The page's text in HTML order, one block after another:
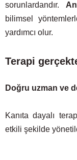
sorunlardandır.
bilimsel
yardımcı olur.
Terapi
Doğru uzman ve
Kanıta dayalı
etkili şekilde